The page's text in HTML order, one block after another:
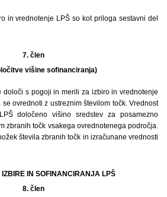
in vrednotenje LPŠ so kot priloga sestavni del
7. člen
višine sofinanciranja)
določi s pogoji in merili za izbiro in vrednotenje
ovrednoti z ustreznim številom točk. Vrednost
določeno višino sredstev za posamezno
zbranih točk vsakega ovrednotenega področja.
števila zbranih točk in izračunane vrednosti
IZBIRE IN SOFINANCIRANJA LPŠ
8. člen